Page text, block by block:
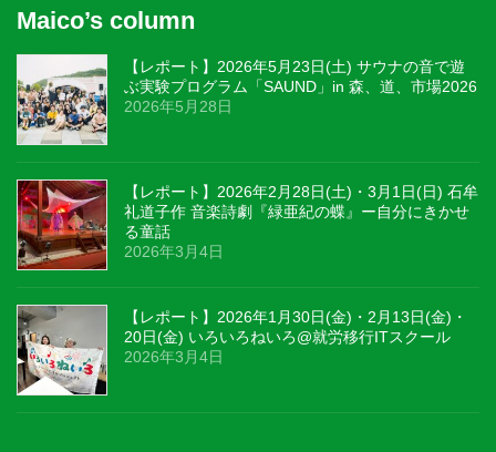
Maico’s column
【レポート】2026年5月23日(土) サウナの音で遊
ぶ実験プログラム「SAUND」in 森、道、市場2026
2026年5月28日
【レポート】2026年2月28日(土)・3月1日(日) 石牟
礼道子作 音楽詩劇『緑亜紀の蝶』ー自分にきかせ
る童話
2026年3月4日
【レポート】2026年1月30日(金)・2月13日(金)・
20日(金) いろいろねいろ@就労移行ITスクール
2026年3月4日